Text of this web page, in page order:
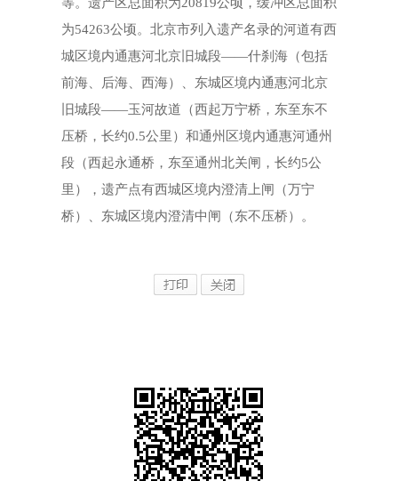
为54263公顷。北京市列入遗产名录的河道有西
城区境内通惠河北京旧城段——什刹海（包括
前海、后海、西海）、东城区境内通惠河北京
旧城段——玉河故道（西起万宁桥，东至东不
压桥，长约0.5公里）和通州区境内通惠河通州
段（西起永通桥，东至通州北关闸，长约5公
里），遗产点有西城区境内澄清上闸（万宁
桥）、东城区境内澄清中闸（东不压桥）。